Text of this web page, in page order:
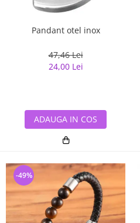
Pandant otel inox
47,46 Lei
24,00 Lei
ADAUGA IN COS
-49%